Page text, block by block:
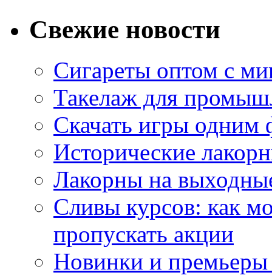
Свежие новости
Сигареты оптом с
Такелаж для
Скачать игры одним
Исторические
Лакорны на
Сливы курсов: как
пропускать акции
Новинки и